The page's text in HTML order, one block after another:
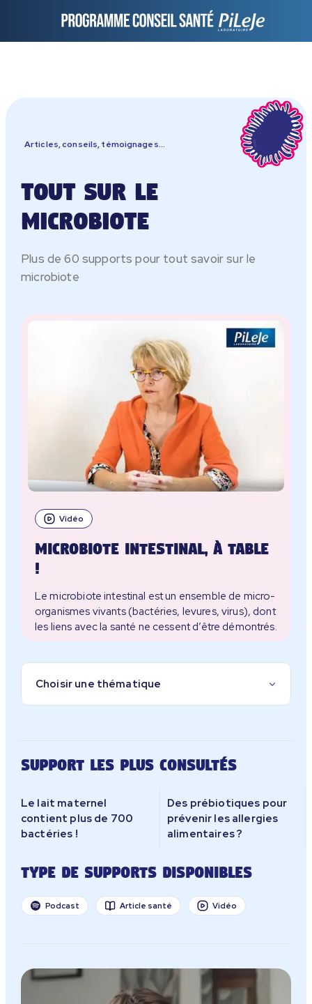
Articles, conseils, témoignages...
Tout sur le
microbiote
Plus de 60 supports pour tout savoir sur le
microbiote
Vidéo
Microbiote intestinal, à table
!
Le microbiote intestinal est un ensemble de micro-
organismes vivants (bactéries, levures, virus), dont
les liens avec la santé ne cessent d’être démontrés.
Support les plus consultés
Le lait maternel
contient plus de 700
bactéries !
Des prébiotiques pour
prévenir les allergies
alimentaires ?
Type de supports disponibles
Podcast Article santé Vidéo